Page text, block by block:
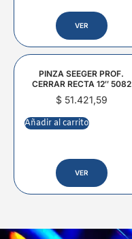
VER
PINZA SEEGER PROF.
CERRAR RECTA 12″ 5082
$51.421,59
Añadir al carrito
VER